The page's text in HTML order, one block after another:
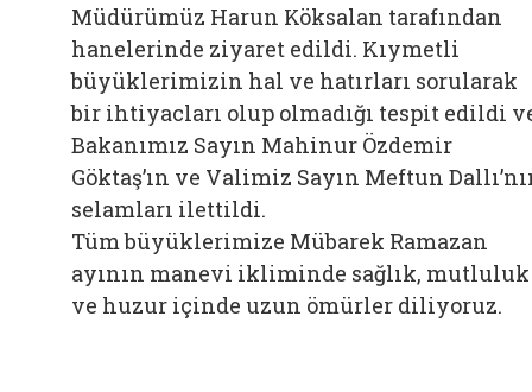
Müdürümüz Harun Köksalan tarafından
hanelerinde ziyaret edildi. Kıymetli
büyüklerimizin hal ve hatırları sorularak
bir ihtiyacları olup olmadığı tespit edildi
Bakanımız Sayın Mahinur Özdemir
Göktaş’ın ve Valimiz Sayın Meftun
selamları ilettildi.
Tüm büyüklerimize Mübarek Ramazan
ayının manevi ikliminde sağlık, mutluluk
ve huzur içinde Bağlantıyı aç
uzun ömürler diliyoruz.